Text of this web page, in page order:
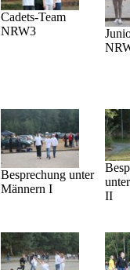
Cadets-Team
NRW3
Besprechung unter
Männern I
II